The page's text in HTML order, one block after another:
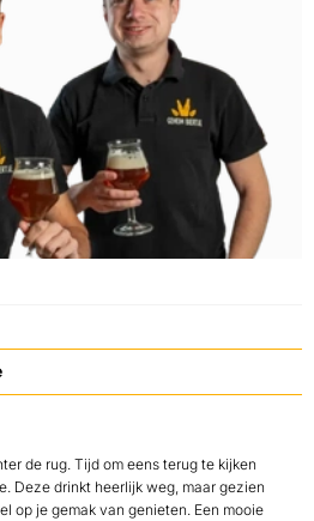
de rug. Tijd om eens terug te kijken
Deze drinkt heerlijk weg, maar gezien
op je gemak van genieten. Een mooie